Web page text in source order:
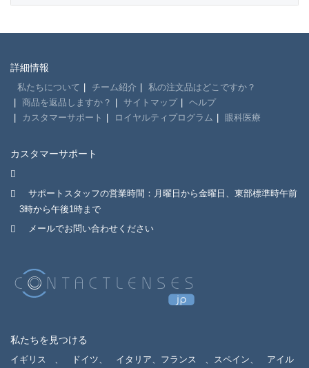
詳細情報
私たちについて チーム紹介
私の注文品はどこですか？
商品を返品しますか？
サイトマップ
ヘルプ
カスタマーサポート
ロイヤルティプログラム 眼科医療
カスタマーサポート
サポートスタッフの営業時間：月曜日から金曜日、東部標準時午前
3時から午後1時まで
メールでお問い合わせください
私たちを見つける
イギリス 、 ドイツ、 イタリア、フランス 、スペイン、 アイル